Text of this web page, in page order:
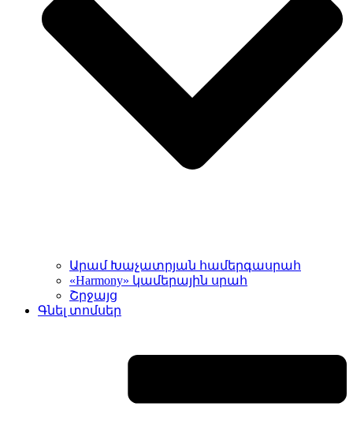
Արամ Խաչատրյան համերգասրահ
«Harmony» կամերային սրահ
Շրջայց
Գնել տոմսեր